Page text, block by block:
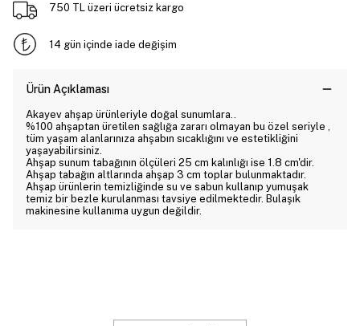
750 TL üzeri ücretsiz kargo
14 gün içinde iade değişim
Ürün Açıklaması
Akayev ahşap ürünleriyle doğal sunumlara..
%100 ahşaptan üretilen sağlığa zararı olmayan bu özel seriyle ,
tüm yaşam alanlarınıza ahşabın sıcaklığını ve estetikliğini
yaşayabilirsiniz.
Ahşap sunum tabağının ölçüleri 25 cm kalınlığı ise 1.8 cm'dir.
Ahşap tabağın altlarında ahşap 3 cm toplar bulunmaktadır.
Ahşap ürünlerin temizliğinde su ve sabun kullanıp yumuşak
temiz bir bezle kurulanması tavsiye edilmektedir. Bulaşık
makinesine kullanıma uygun değildir.